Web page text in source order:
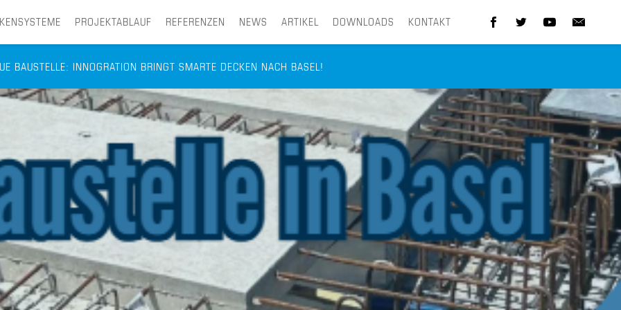
PROJEKTABLAUF REFERENZEN NEWS ARTIKEL DOWNLOADS KONTAKT
BAUSTELLE: INNOGRATION BRINGT SMARTE DECKEN NACH BASEL!